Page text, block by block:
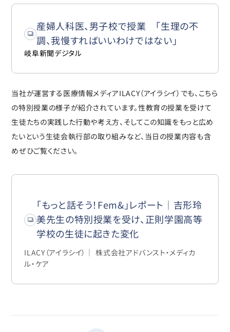
産婦人科医、男子校で授業 「生理の不
調、我慢すればいいわけではない」
岐阜新聞デジタル
当社が運営する医療情報メディアILACY（アイラシイ）でも、こちら
の特別授業の様子が紹介されています。性教育の授業を受けて
生徒たちの実践した行動や考え方、そしてこの知識をもっと広め
たいという生徒会執行部の取り組みなど、当日の授業内容も含
めぜひご覧ください。
「もっと話そう！Fem&」レポート｜吉形玲
美先生の特別授業を受け、正則学園高等
学校の生徒に起きた変化
ILACY（アイラシイ）｜ 株式会社アドバンスト・メディカ
ル・ケア